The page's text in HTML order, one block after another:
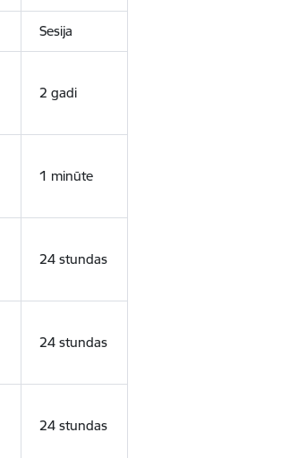
Sesija
2 gadi
1 minūte
24 stundas
24 stundas
24 stundas